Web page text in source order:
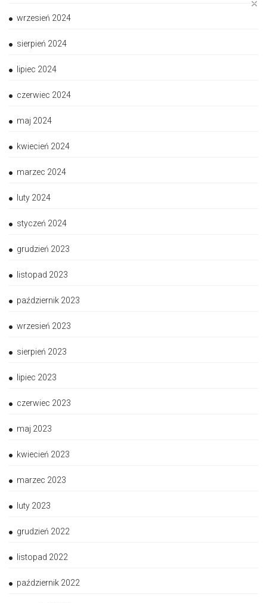
✕
wrzesień 2024
sierpień 2024
lipiec 2024
czerwiec 2024
maj 2024
kwiecień 2024
marzec 2024
luty 2024
styczeń 2024
grudzień 2023
listopad 2023
październik 2023
wrzesień 2023
sierpień 2023
lipiec 2023
czerwiec 2023
maj 2023
kwiecień 2023
marzec 2023
luty 2023
grudzień 2022
listopad 2022
październik 2022